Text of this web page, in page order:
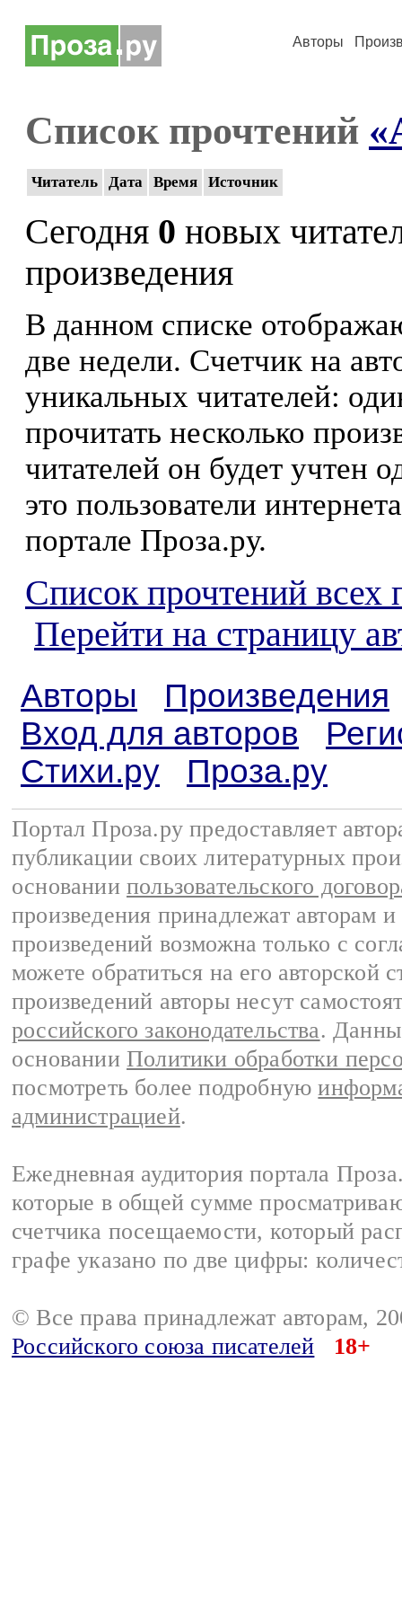
Авторы
Список прочтений
Читатель Дата Время Источник
Сегодня 0 новых
произведения
В данном списке
две недели. Счетчик на
уникальных читателей:
прочитать несколько
читателей он будет учтен
это пользователи
портале Проза.ру.
Список прочтений всех
Перейти на страницу
Авторы
Произведения
Вход для авторов
Стихи.ру
Проза.ру
Портал Проза.ру предоставляет
публикации своих литературных
основании пользовательского
произведения принадлежат авторам
произведений возможна только с
можете обратиться на его авторской
произведений авторы несут
российского законодательства.
основании Политики обработки
посмотреть более подробную
администрацией.
Ежедневная аудитория портала
которые в общей сумме
счетчика посещаемости, который
графе указано по две цифры:
© Все права принадлежат авторам,
Российского союза писателей
18+